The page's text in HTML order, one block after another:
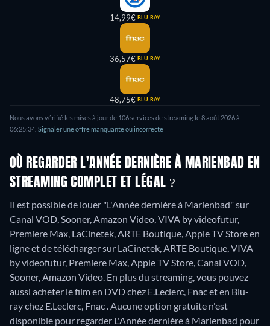
14,99€ BLU-RAY
36,57€ BLU-RAY
48,75€ BLU-RAY
Nous avons vérifié les mises à jour de 106 services de streaming le 8 août 2026 à
06:25:34. Signaler une offre manquante ou incorrecte
OÙ REGARDER L'ANNÉE DERNIÈRE À MARIENBAD EN
STREAMING COMPLET ET LÉGAL ?
Il est possible de louer "L'Année dernière à Marienbad" sur
Canal VOD, Sooner, Amazon Video, VIVA by videofutur,
Premiere Max, LaCinetek, ARTE Boutique, Apple TV Store en
ligne et de télécharger sur LaCinetek, ARTE Boutique, VIVA
by videofutur, Premiere Max, Apple TV Store, Canal VOD,
Sooner, Amazon Video. En plus du streaming, vous pouvez
aussi acheter le film en DVD chez E.Leclerc, Fnac et en Blu-
ray chez E.Leclerc, Fnac .Aucune option gratuite n'est
disponible pour regarder L'Année dernière à Marienbad pour